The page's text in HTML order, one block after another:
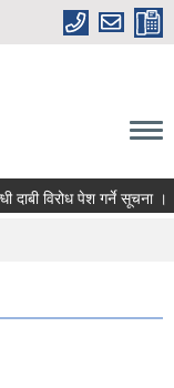
दाबी विरोध पेश गर्ने सूचना ।